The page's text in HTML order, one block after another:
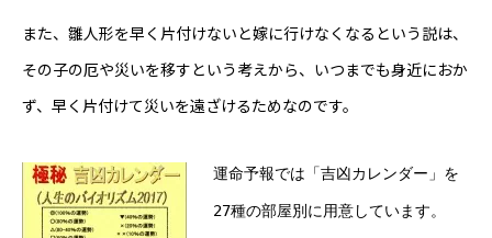
また、雛人形を早く片付けないと嫁に行けなくなるという説は、
その子の厄や災いを移すという考えから、いつまでも身近におか
ず、早く片付けて災いを遠ざけるためなのです。
運命予報では「吉凶カレンダー」を
27種の部屋別に用意しています。